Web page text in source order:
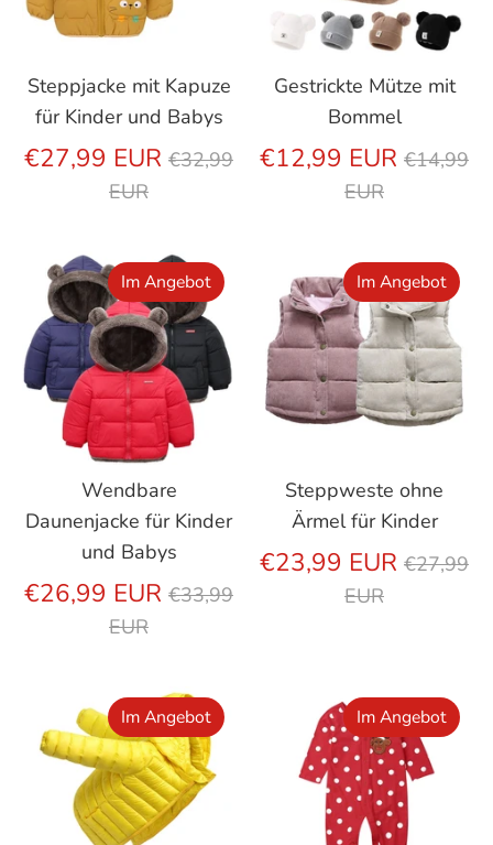
Steppjacke mit Kapuze
für Kinder und Babys
€27,99 EUR Regulärer
€32,99
EUR
Gestrickte Mütze mit
Bommel
€12,99 EUR €14,99
EUR
Wendbare
Daunenjacke für Kinder
und Babys
€26,99 EUR Regulärer
€33,99
EUR
Im Angebot
Steppweste ohne
Ärmel für Kinder
€23,99 EUR €27,99
EUR
Im Angebot
Im Angebot Im Angebot